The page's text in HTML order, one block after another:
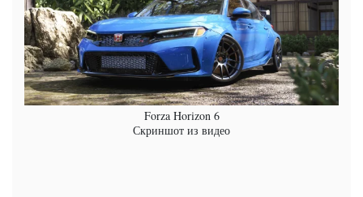
Forza Horizon 6
Скриншот из видео